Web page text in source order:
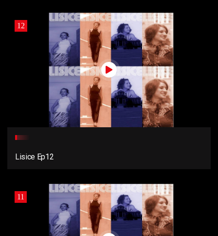
12
Lisice Ep12
11